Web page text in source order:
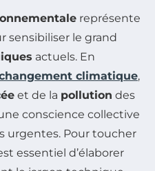
représente
sensibiliser le grand
actuels. En
climatique,
et de la pollution des
conscience collective
urgentes. Pour toucher
essentiel d’élaborer